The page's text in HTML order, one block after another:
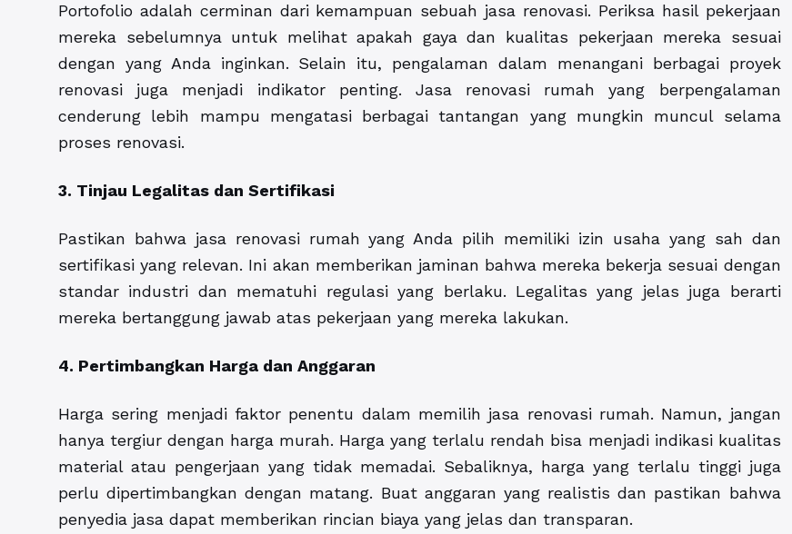
Portofolio adalah cerminan dari kemampuan sebuah jasa renovasi. Periksa hasil pekerjaan
mereka sebelumnya untuk melihat apakah gaya dan kualitas pekerjaan mereka sesuai
dengan yang Anda inginkan. Selain itu, pengalaman dalam menangani berbagai proyek
renovasi juga menjadi indikator penting. Jasa renovasi rumah yang berpengalaman
cenderung lebih mampu mengatasi berbagai tantangan yang mungkin muncul selama
proses renovasi.
3. Tinjau Legalitas dan Sertifikasi
Pastikan bahwa jasa renovasi rumah yang Anda pilih memiliki izin usaha yang sah dan
sertifikasi yang relevan. Ini akan memberikan jaminan bahwa mereka bekerja sesuai dengan
standar industri dan mematuhi regulasi yang berlaku. Legalitas yang jelas juga berarti
mereka bertanggung jawab atas pekerjaan yang mereka lakukan.
4. Pertimbangkan Harga dan Anggaran
Harga sering menjadi faktor penentu dalam memilih jasa renovasi rumah. Namun, jangan
hanya tergiur dengan harga murah. Harga yang terlalu rendah bisa menjadi indikasi kualitas
material atau pengerjaan yang tidak memadai. Sebaliknya, harga yang terlalu tinggi juga
perlu dipertimbangkan dengan matang. Buat anggaran yang realistis dan pastikan bahwa
penyedia jasa dapat memberikan rincian biaya yang jelas dan transparan.